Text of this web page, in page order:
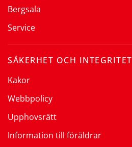
Bergsala
Service
SÄKERHET OCH INTEGRITET
Kakor
Webbpolicy
Upphovsrätt
Information till föräldrar